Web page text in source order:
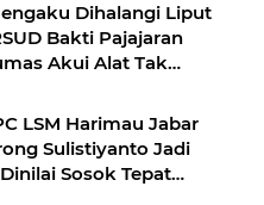
Dihalangi Liput
Bakti Pajajaran
Akui Alat Tak
LSM Harimau Jabar
Sulistiyanto Jadi
Sosok Tepat